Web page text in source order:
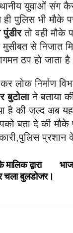
युवाओं संग
पुलिस भी मौके
पुंडीरतो वही मौके
से निजात
ठप हो जाता
लोक निर्माण
बुटोलाने बताया
है की जल्द अब यह
बता दे की
प्रशान
द्वारा
चला बुलडोजर।